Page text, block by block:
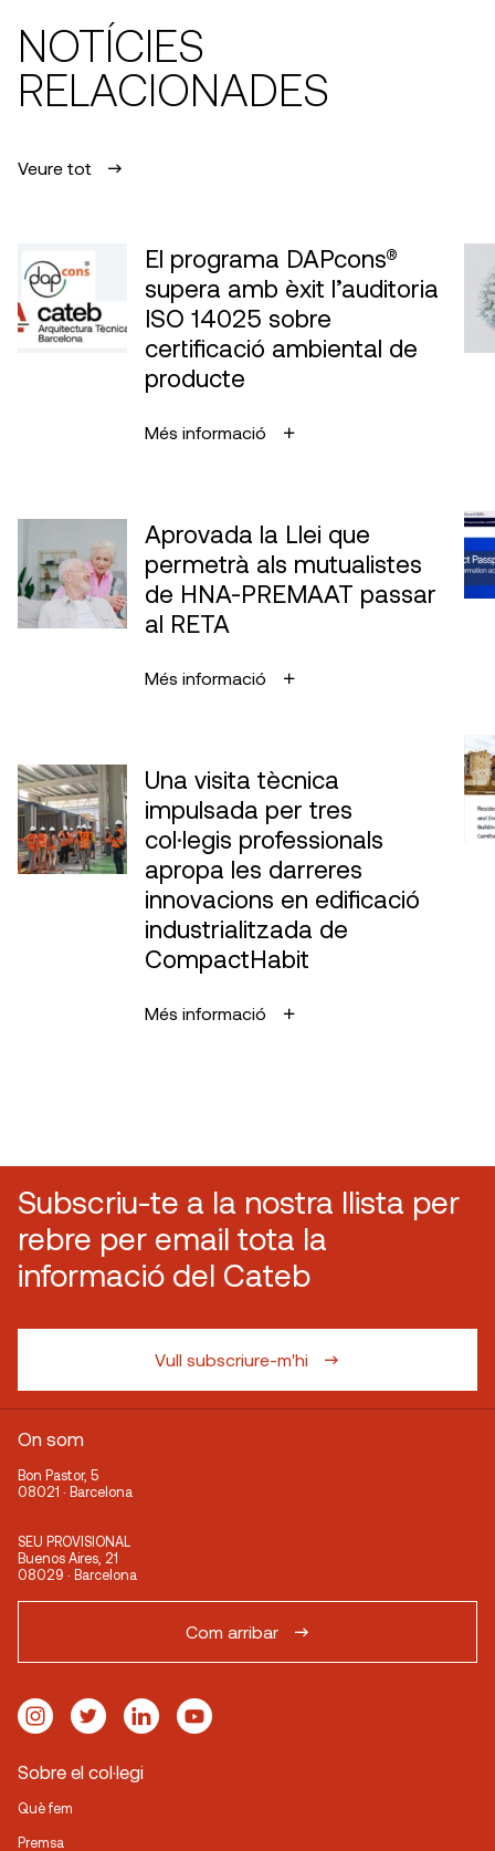
NOTÍCIES
RELACIONADES
Veure tot
El programa DAPcons®
supera amb èxit l’auditoria
ISO 14025 sobre
certificació ambiental de
producte
Més informació
Aprovada la Llei que
permetrà als mutualistes
de HNA-PREMAAT passar
al RETA
Més informació
Una visita tècnica
impulsada per tres
col·legis professionals
apropa les darreres
innovacions en edificació
industrialitzada de
CompactHabit
Més informació
Subscriu-te a la nostra llista per
rebre per email tota la
informació del Cateb
Vull subscriure-m'hi
On som
Bon Pastor, 5
08021 · Barcelona
SEU PROVISIONAL
Buenos Aires, 21
08029 · Barcelona
Com arribar
Sobre el col·legi
Què fem
Premsa